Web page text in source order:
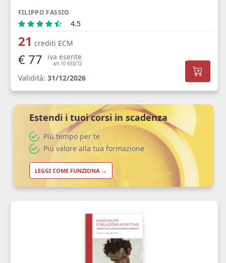
FILIPPO FASSIO
4.5
21 crediti ECM
€ 77 iva esente
art.10 633/72
Validità: 31/12/2026
Estendi i tuoi corsi in scadenza
Più tempo per te
Più valore alla tua formazione
LEGGI COME FUNZIONA →